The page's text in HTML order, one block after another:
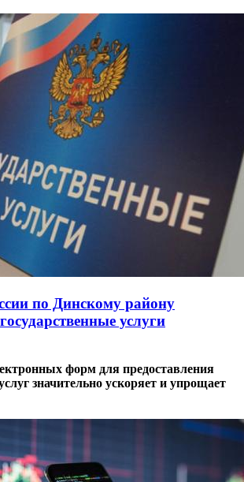
по Динскому району
услуги
форм для предоставления
значительно ускоряет и упрощает